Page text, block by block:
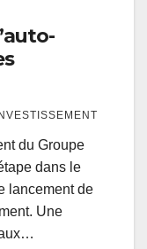
du Groupe
dans le
lancement de
Une